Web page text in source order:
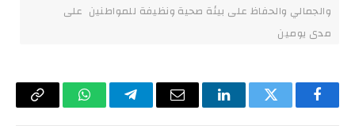
والجمالي والحفاظ على بيئة صحية ونظيفة للمواطنين على
مدى يومين
فيسبوكتويتر لينكدإن البريد
تيلقرام واتسابCopy